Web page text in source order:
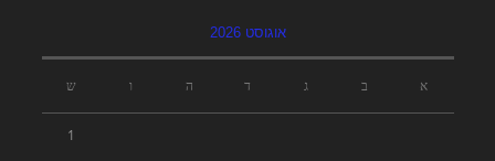
אוגוסט 2026
א ב ג ד ה ו ש
1